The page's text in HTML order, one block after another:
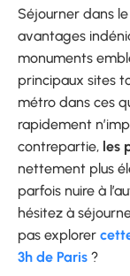
Séjourner dans
avantages
monuments
principaux sites
métro dans ces
rapidement
contrepartie, les
nettement plus
parfois nuire à
hésitez à
pas explorer
3h de Paris ?